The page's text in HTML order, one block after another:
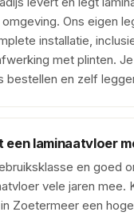
Ons eigen
installatie,
met plinten.
bestellen en zelf
een laminaatvloer
en goed
vele jaren mee.
Zoetermeer een